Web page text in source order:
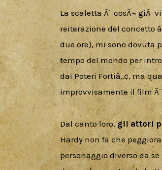
La scaletta Ã¨ cosÃ¬ giÃ
reiterazione del concetto
due ore), mi sono dovuta
tempo del mondo per
dai Poteri Fortiâ„¢, ma
improvvisamente il film
Dal canto loro, gli attori
Hardy non fa che
personaggio diverso da